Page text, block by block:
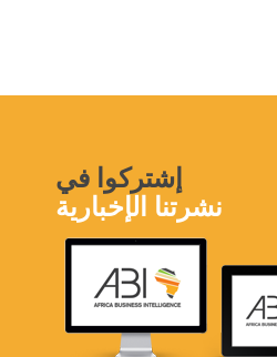
إشتركوا في
نشرتنا الإخبارية